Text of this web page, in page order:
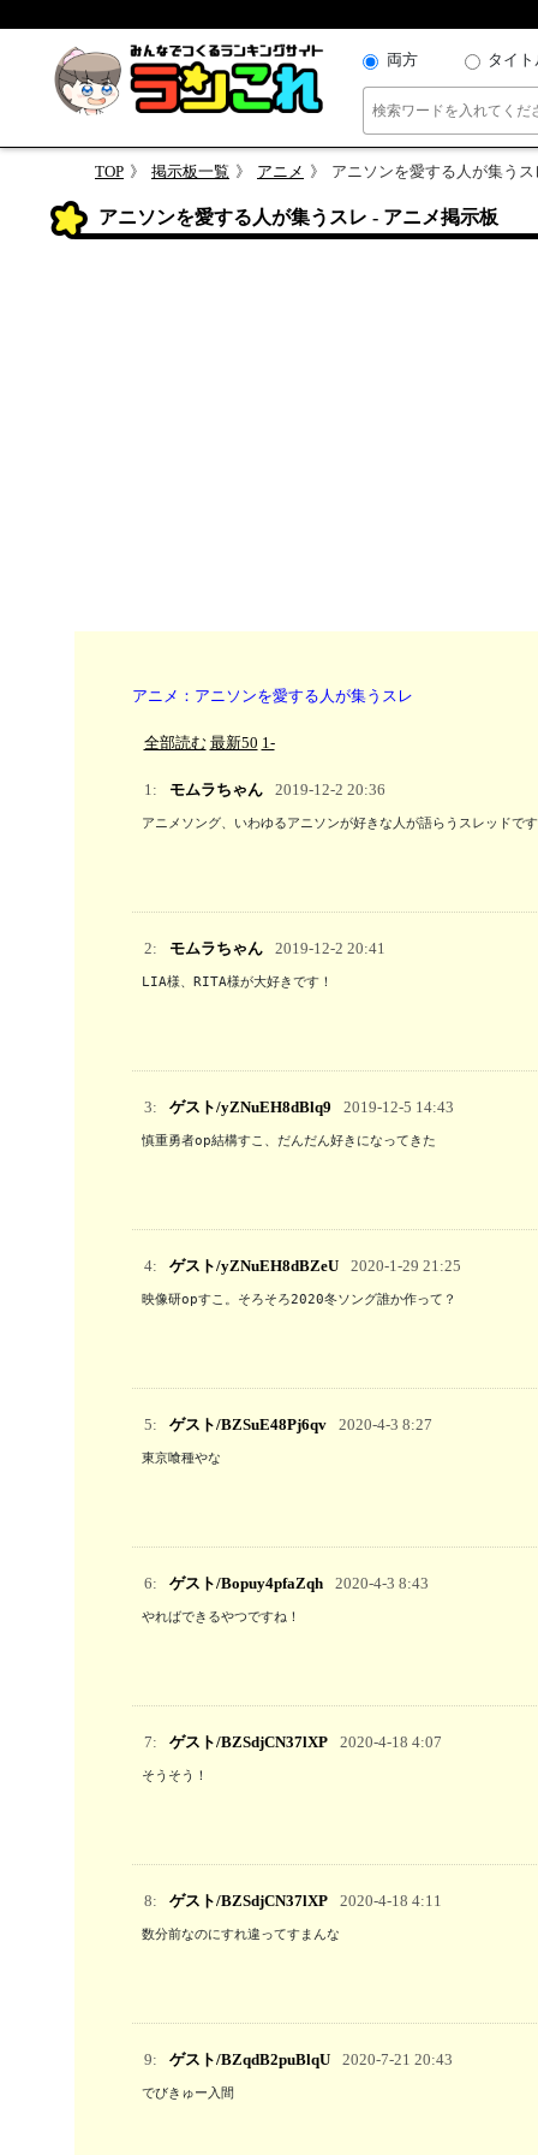
両方 タイト
TOP 掲示板一覧 アニメ アニソンを愛する人が集うス
アニソンを愛する人が集うスレ - アニメ掲示板
アニメ：アニソンを愛する人が集うスレ
全部読む 最新50 1-
1: モムラちゃん 2019-12-2 20:36
アニメソング、いわゆるアニソンが好きな人が語らうスレッドで
2: モムラちゃん 2019-12-2 20:41
LIA様、RITA様が大好きです！
3: ゲスト/yZNuEH8dBlq9 2019-12-5 14:43
慎重勇者op結構すこ、だんだん好きになってきた
4: ゲスト/yZNuEH8dBZeU 2020-1-29 21:25
映像研opすこ。そろそろ2020冬ソング誰か作って？
5: ゲスト/BZSuE48Pj6qv 2020-4-3 8:27
東京喰種やな
6: ゲスト/Bopuy4pfaZqh 2020-4-3 8:43
やればできるやつですね！
7: ゲスト/BZSdjCN37lXP 2020-4-18 4:07
そうそう！
8: ゲスト/BZSdjCN37lXP 2020-4-18 4:11
数分前なのにすれ違ってすまんな
9: ゲスト/BZqdB2puBlqU 2020-7-21 20:43
でびきゅー入間